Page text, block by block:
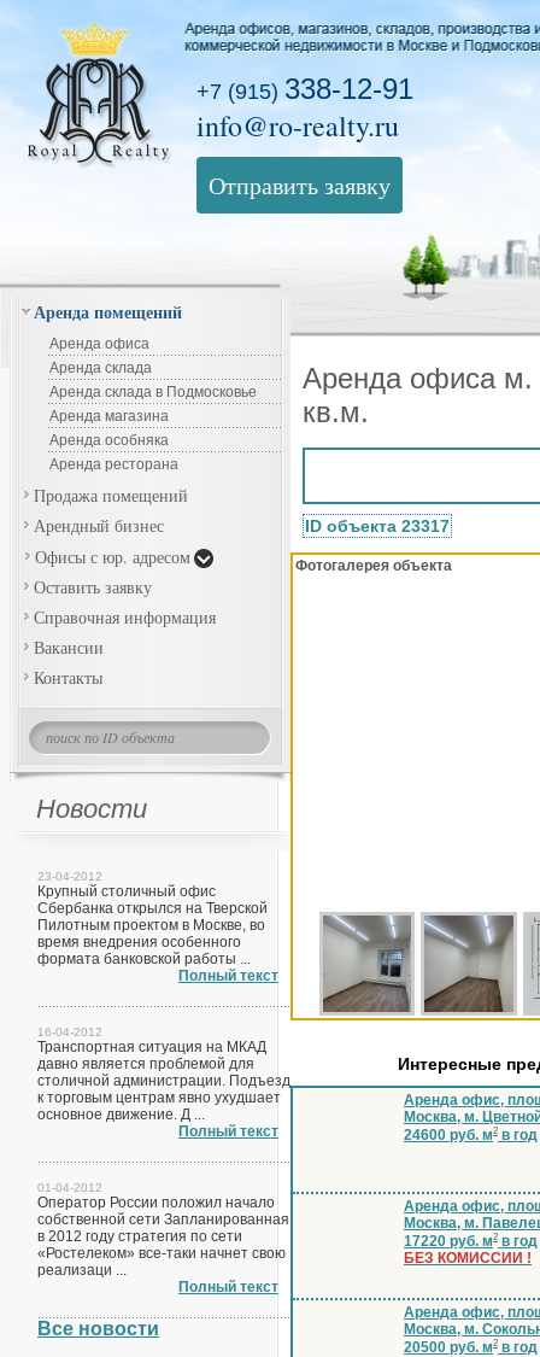
+7 (915) 338-12-91
info@ro-realty.ru
Отправить заявку
Аренда помещений
Аренда офиса
Аренда склада
Аренда склада в Подмосковье
Аренда магазина
Аренда особняка
Аренда ресторана
Продажа помещений
Арендный бизнес
Офисы с юр. адресом
Оставить заявку
Справочная информация
Вакансии
Контакты
Новости
23-04-2012
Крупный столичный офис
Сбербанка открылся на Тверской
Пилотным проектом в Москве, во
время внедрения особенного
формата банковской работы ...
Полный текст
16-04-2012
Транспортная ситуация на МКАД
давно является проблемой для
столичной администрации. Подъезд
к торговым центрам явно ухудшает
основное движение. Д ...
Полный текст
01-04-2012
Оператор России положил начало
собственной сети Запланированная
в 2012 году стратегия по сети
«Ростелеком» все-таки начнет свою
реализаци ...
Полный текст
Все новости
Аренда офиса м.
кв.м.
ID объекта 23317
Фотогалерея объекта
Интересные
Аренда офис,
Москва, м.
24600 руб. м2 в год
Аренда офис,
Москва, м.
17220 руб. м2 в год
БЕЗ КОМИССИИ !
Аренда офис,
Москва, м.
20500 руб. м2 в год